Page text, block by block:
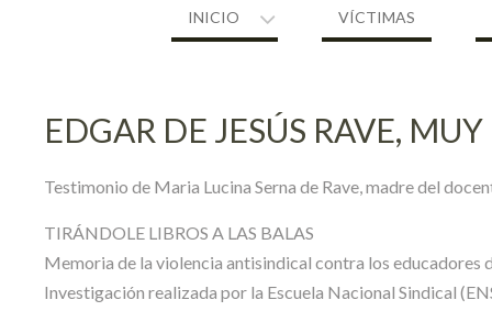
INICIO VÍCTIMAS
EDGAR DE JESÚS RAVE,
Testimonio de Maria Lucina Serna de Rave, madre del
TIRÁNDOLE LIBROS A LAS BALAS
Memoria de la violencia antisindical contra los educadores
Investigación realizada por la Escuela Nacional Sindical